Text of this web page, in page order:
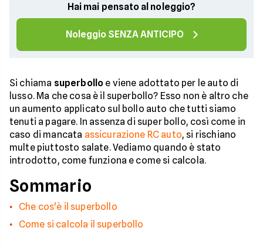
Hai mai pensato al noleggio?
Noleggio SENZA ANTICIPO
Si chiama superbollo e viene adottato per le auto di
lusso. Ma che cosa è il superbollo? Esso non è altro che
un aumento applicato sul bollo auto che tutti siamo
tenuti a pagare. In assenza di super bollo, così come in
caso di mancata assicurazione RC auto, si rischiano
multe piuttosto salate. Vediamo quando è stato
introdotto, come funziona e come si calcola.
Sommario
Che cos'è il superbollo
Come si calcola il superbollo